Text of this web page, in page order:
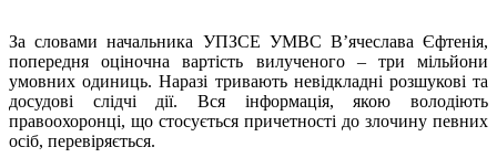
За словами начальника УПЗСЕ УМВС В’ячеслава Єфтенія,
попередня оціночна вартість вилученого – три мільйони
умовних одиниць. Наразі тривають невідкладні розшукові та
досудові слідчі дії. Вся інформація, якою володіють
правоохоронці, що стосується причетності до злочину певних
осіб, перевіряється.